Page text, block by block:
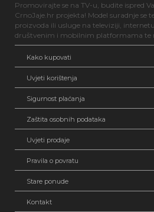
Promovirajte se na TV-u, budite ispred
CrnoJaje.hr projekta! Model suradnje se
proizvoda ili usluge na televiziji,
društvenim i mobilnim platformama te
Kako kupovati
Uvjeti korištenja
Sigurnost plaćanja
Zaštita osobnih podataka
Uvjeti prodaje
Pravila o povratu
Stare ponude
Kontakt